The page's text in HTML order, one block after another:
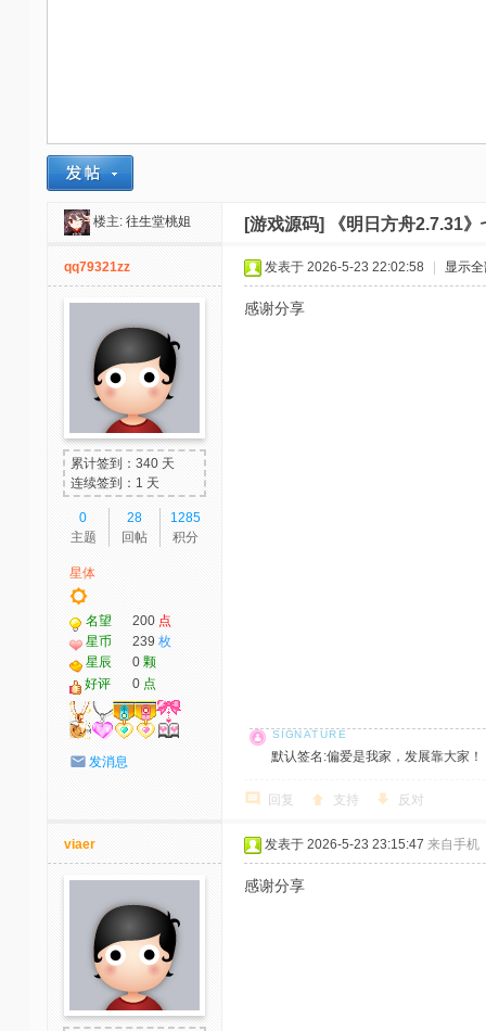
-
楼主: 往生堂桃姐 [游戏源码] 《明日方舟2.7.31
qq79321zz
累计签到：340 天
连续签到：1 天
0
主题
28
回帖
1285
积分
星体
名望 200 点
星币
239 枚
星辰
0 颗
好评
0 点
发消息
发表于 2026-5-23 22:02:58 显示
感谢分享
默认签名:偏爱是我家，发展靠大家
回复 支持 反对
viaer 发表于 2026-5-23 23:15:47 来自手机
感谢分享